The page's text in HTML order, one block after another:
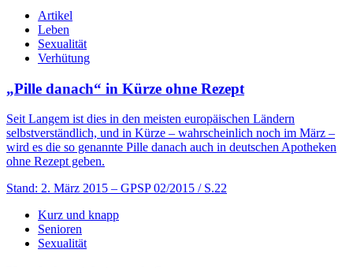
Artikel
Leben
Sexualität
Verhütung
„Pille danach“ in Kürze ohne Rezept
Seit Langem ist dies in den meisten europäischen Ländern
selbstverständlich, und in Kürze – wahrscheinlich noch im März –
wird es die so genannte Pille danach auch in deutschen Apotheken
ohne Rezept geben.
Stand: 2. März 2015 – GPSP 02/2015 / S.22
Kurz und knapp
Senioren
Sexualität